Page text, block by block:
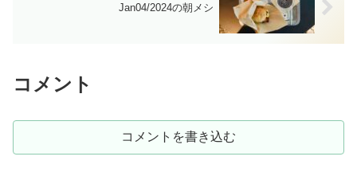
Jan04/2024の朝メシ
コメント
コメントを書き込む